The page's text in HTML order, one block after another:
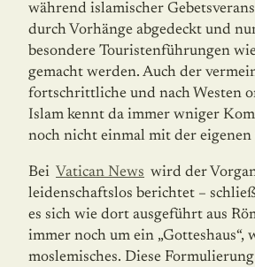
während islamischer
durch Vorhänge abgedeckt und
besondere Touristenführungen
gemacht werden. Auch der
fortschrittliche und nach Westen
Islam kennt da immer wniger
noch nicht einmal mit der eigenen
Bei Vatican News wird der
leidenschaftslos berichtet –
es sich wie dort ausgeführt aus
immer noch um ein „Gotteshaus“,
moslemisches. Diese